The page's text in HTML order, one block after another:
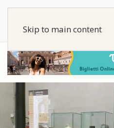
Skip to main content